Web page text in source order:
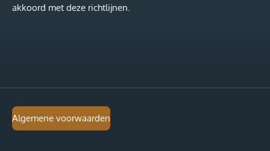
akkoord met deze richtlijnen.
Algemene voorwaarden